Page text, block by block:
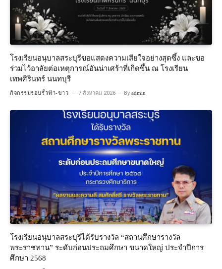
โรงเรียนอนุบาลสระบุรีขอแสดงความเสียใจอย่างสุดซึ้ง และขอ
ร่วมไว้อาลัยต่อเหตุการณ์อันน่าเศร้าที่เกิดขึ้น ณ โรงเรียน
เทพศิรินทร์ นนทบุรี
กิจกรรมรอบรั้วฟ้า-ขาว 7 สิงหาคม 2026 By admin
โรงเรียนอนุบาลสระบุรีได้รับรางวัล “สถานศึกษารางวัล
พระราชทาน” ระดับก่อนประถมศึกษา ขนาดใหญ่ ประจำปีการ
ศึกษา 2568